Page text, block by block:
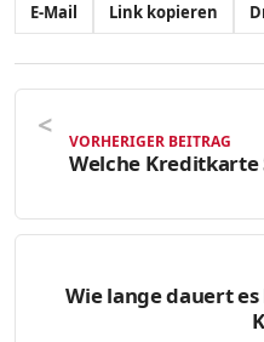
E-Mail Link kopieren
VORHERIGER BEITRAG
Welche Kreditkarte
Wie lange dauert